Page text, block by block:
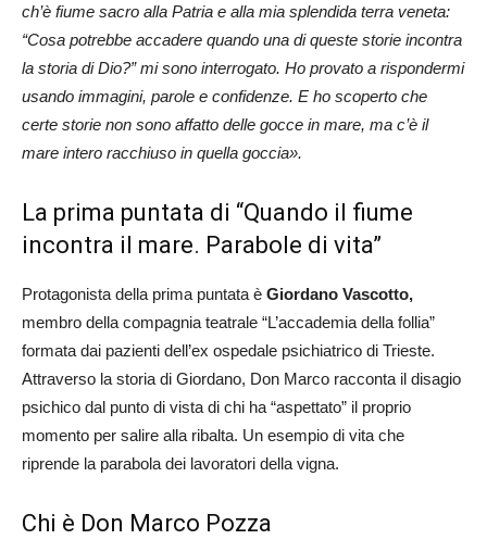
ch’è fiume sacro alla Patria e alla mia splendida terra veneta:
“Cosa potrebbe accadere quando una di queste storie incontra
la storia di Dio?” mi sono interrogato. Ho provato a rispondermi
usando immagini, parole e confidenze. E ho scoperto che
certe storie non sono affatto delle gocce in mare, ma c’è il
mare intero racchiuso in quella goccia».
La prima puntata di “Quando il fiume
incontra il mare. Parabole di vita”
Protagonista della prima puntata è Giordano Vascotto,
membro della compagnia teatrale “L’accademia della follia”
formata dai pazienti dell’ex ospedale psichiatrico di Trieste.
Attraverso la storia di Giordano, Don Marco racconta il disagio
psichico dal punto di vista di chi ha “aspettato” il proprio
momento per salire alla ribalta. Un esempio di vita che
riprende la parabola dei lavoratori della vigna.
Chi è Don Marco Pozza